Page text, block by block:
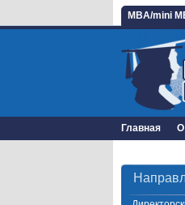
MBA/mini
Главная О